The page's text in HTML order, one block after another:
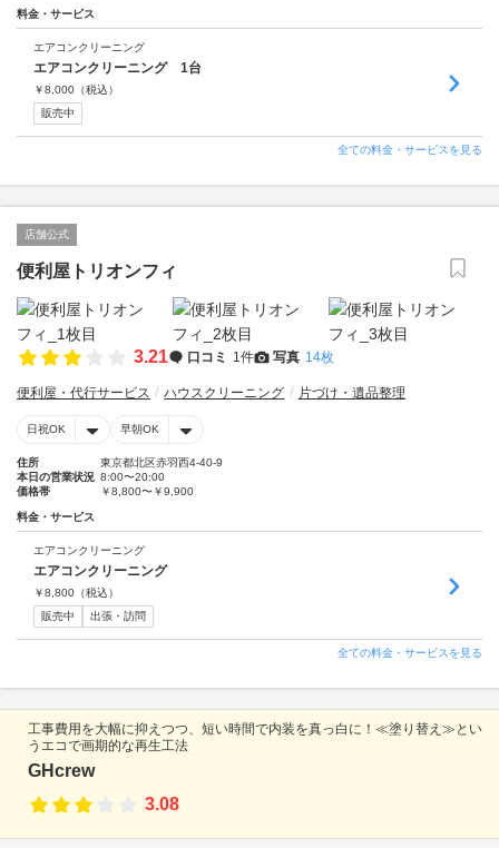
料金・サービス
エアコンクリーニング
エアコンクリーニング 1台
￥8,000 （税込）
販売中
全ての料金・サービスを見る
店舗公式
便利屋トリオンフィ
3.21 口コミ 1件 写真 14枚
便利屋・代行サービス ハウスクリーニング 片づけ・遺品整理
日祝OK 早朝OK
住所
東京都北区赤羽西4-40-9
本日の営業状況 8:00〜20:00
価格帯
￥8,800〜￥9,900
料金・サービス
エアコンクリーニング
エアコンクリーニング
￥8,800 （税込）
販売中
出張・訪問
全ての料金・サービスを見る
工事費用を大幅に抑えつつ、短い時間で内装を真っ白に！≪塗り替え≫とい
うエコで画期的な再生工法
GHcrew
3.08